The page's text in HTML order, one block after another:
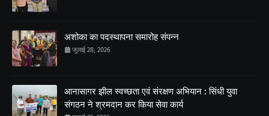
अशोका का पदस्थापना समारोह संपन्न
जुलाई 28, 2026
आनासागर झील स्वच्छता एवं संरक्षण अभियान : सिंधी युवा
संगठन ने श्रमदान कर किया सेवा कार्य